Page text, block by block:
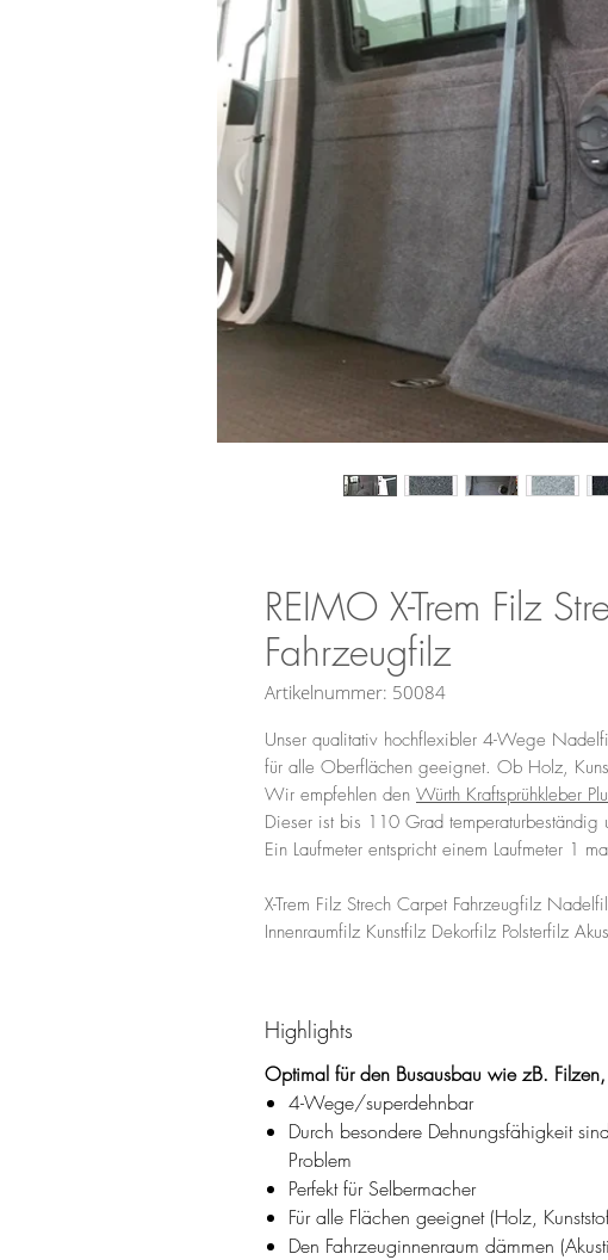
REIMO X-Trem Filz
Fahrzeugfilz
Artikelnummer: 50084
Unser qualitativ hochflexibler 4-Wege
für alle Oberflächen geeignet. Ob Holz,
Wir empfehlen den Würth Kraftsprühkleber
Dieser ist bis 110 Grad temperaturbeständig
Ein Laufmeter entspricht einem Laufmeter 1
X-Trem Filz Strech Carpet Fahrzeugfilz
Innenraumfilz Kunstfilz Dekorfilz Polsterfilz
Highlights
Optimal für den Busausbau wie zB.
4-Wege/superdehnbar
Durch besondere Dehnungsfähigkeit
Problem
Perfekt für Selbermacher
Für alle Flächen geeignet (Holz,
Den Fahrzeuginnenraum dämmen